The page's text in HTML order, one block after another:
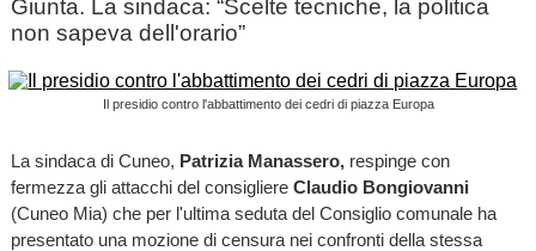
Giunta. La sindaca: “Scelte tecniche, la politica
non sapeva dell'orario”
Il presidio contro l'abbattimento dei cedri di piazza Europa
La sindaca di Cuneo, Patrizia Manassero,respinge con
fermezza gli attacchi del consigliere Claudio Bongiovanni
(Cuneo Mia) che per l'ultima seduta del Consiglio comunale ha
presentato una mozione di censura nei confronti della stessa